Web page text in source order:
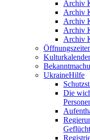
Archiv
Archiv
Archiv
Archiv
Archiv
Kulturkalender
UkraineHilfe
Die